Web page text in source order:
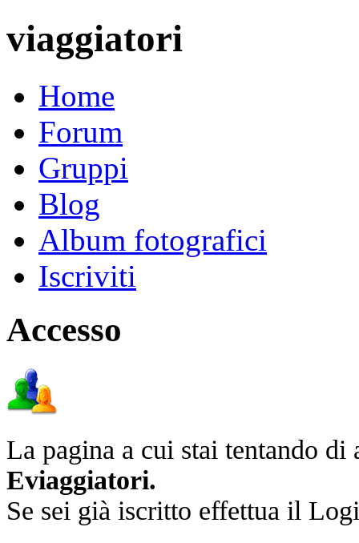
viaggiatori
Home
Forum
Gruppi
Blog
Album fotografici
Iscriviti
Accesso
La pagina a cui stai tentando
Eviaggiatori.
Se sei già iscritto effettua il